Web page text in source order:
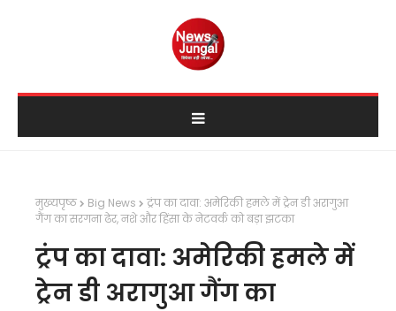
मुख्यपृष्ठ Big News
ट्रंप का दावा: अमेरिकी हमले में ट्रेन डी अरागुआ
गैंग का सरगना ढेर, नशे और हिंसा के नेटवर्क को बड़ा झटका
ट्रंप का दावा: अमेरिकी हमले में
ट्रेन डी अरागुआ गैंग का